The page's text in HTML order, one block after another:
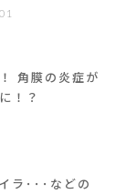
角膜の炎症が
！？
ラ･･･などの